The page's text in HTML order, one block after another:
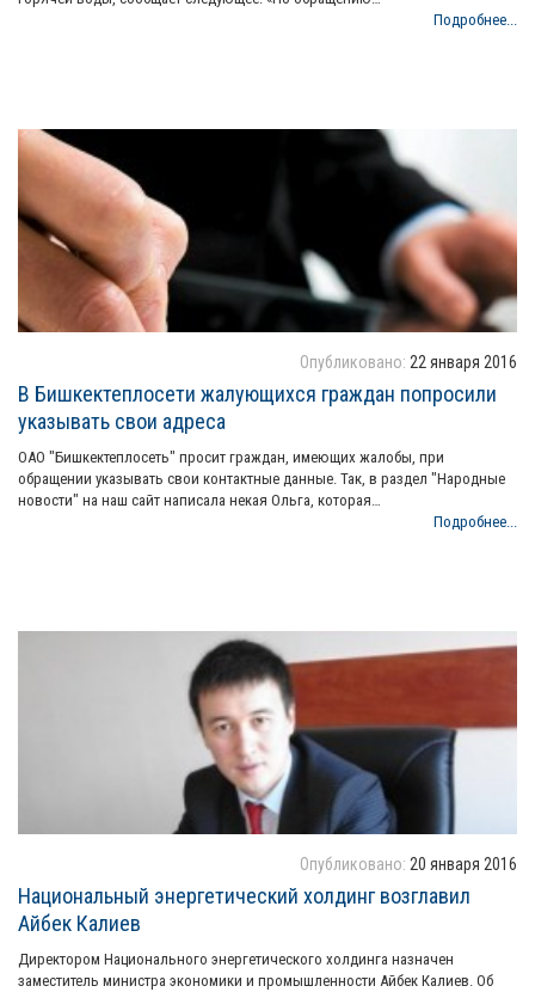
Подробнее...
Опубликовано: 22 января 2016
В Бишкектеплосети жалующихся граждан попросили
указывать свои адреса
ОАО "Бишкектеплосеть" просит граждан, имеющих жалобы, при
обращении указывать свои контактные данные. Так, в раздел "Народные
новости" на наш сайт написала некая Ольга, которая…
Подробнее...
Опубликовано: 20 января 2016
Национальный энергетический холдинг возглавил
Айбек Калиев
Директором Национального энергетического холдинга назначен
заместитель министра экономики и промышленности Айбек Калиев. Об